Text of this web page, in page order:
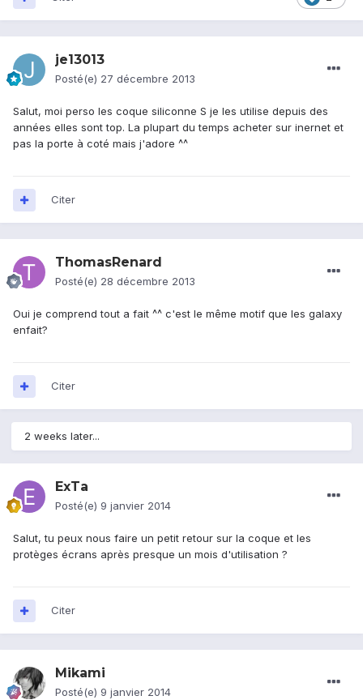
je13013
Posté(e) 27 décembre 2013
Salut, moi perso les coque siliconne S je les utilise depuis des
années elles sont top. La plupart du temps acheter sur inernet et
pas la porte à coté mais j'adore ^^
Citer
ThomasRenard
Posté(e) 28 décembre 2013
Oui je comprend tout a fait ^^ c'est le même motif que les galaxy
enfait?
Citer
2 weeks later...
ExTa
Posté(e) 9 janvier 2014
Salut, tu peux nous faire un petit retour sur la coque et les
protèges écrans après presque un mois d'utilisation ?
Citer
Mikami
Posté(e) 9 janvier 2014